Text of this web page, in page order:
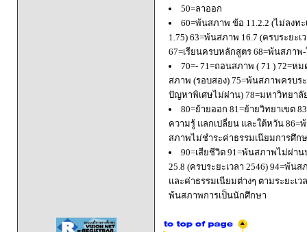
50=ลาออก
60=พ้นสภาพ ข้อ 11.2.2 (ไม่ลงท
1.75) 63=พ้นสภาพ 16.7 (ครบระยะ
67=เรียนครบหลักสูตร 68=พ้นสภา
70=- 71=ถอนสภาพ ( 71 ) 72=
สภาพ (รอบสอง) 75=พ้นสภาพครบ
ปัญหาพิเศษไม่ผ่าน) 78=มหาวิทยา
80=ย้ายออก 81=ย้ายวิทยาเขต
ความรู้ แลกเปลี่ยน และใต้หวัน
สภาพไม่ชำระค่าธรรมเนียมการศึก
90=เสียชีวิต 91=พ้นสภาพไม่ผ่า
25.8 (ครบระยะเวลา 2546) 94=พ้
และค่าธรรมเนียมต่างๆ ตามระยะเ
พ้นสภาพการเป็นนักศึกษา